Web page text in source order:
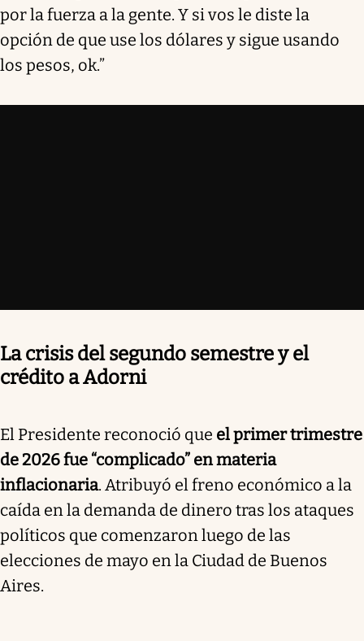
por la fuerza a la gente. Y si vos le diste la
opción de que use los dólares y sigue usando
los pesos, ok.”
La crisis del segundo semestre y el
crédito a Adorni
El Presidente reconoció que el primer trimestre
de 2026 fue “complicado” en materia
inflacionaria. Atribuyó el freno económico a la
caída en la demanda de dinero tras los ataques
políticos que comenzaron luego de las
elecciones de mayo en la Ciudad de Buenos
Aires.